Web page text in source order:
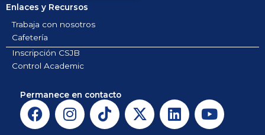
Enlaces y Recursos
Trabaja con nosotros
Cafetería
Inscripción CSJB
Control Academic
Permanece en contacto
F
a
I
n
T
i
X
-
L
i
Y
o